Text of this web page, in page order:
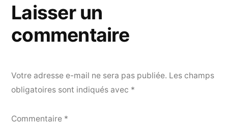
Laisser un
commentaire
Votre adresse e-mail ne sera pas publiée. Les champs
obligatoires sont indiqués avec *
Commentaire *